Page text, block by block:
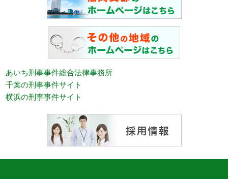
あいち刑事事件総合法律事務所
千葉の刑事事件サイト
横浜の刑事事件サイト